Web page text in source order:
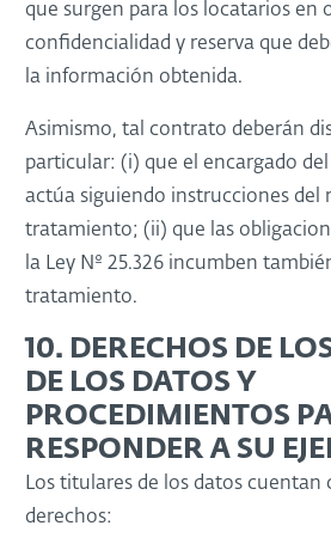
que surgen para los locatarios en
confidencialidad y reserva que
la información obtenida.
Asimismo, tal contrato deberán
particular: (i) que el encargado
actúa siguiendo instrucciones del
tratamiento; (ii) que las
la Ley Nº 25.326 incumben
tratamiento.
10. DERECHOS DE
DE LOS DATOS Y
PROCEDIMIENTOS
RESPONDER A SU
Los titulares de los datos cuentan
derechos: